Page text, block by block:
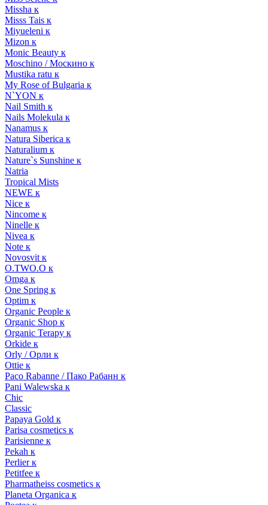
Missha к
Misss Tais к
Miyueleni к
Mizon к
Monic Beauty к
Moschino / Москино к
Mustika ratu к
My Rose of Bulgaria к
N`YON к
Nail Smith к
Nails Molekula к
Nanamus к
Natura Siberica к
Naturalium к
Nature`s Sunshine к
Natria
Tropical Mists
NEWE к
Nice к
Nincome к
Ninelle к
Nivea к
Note к
Novosvit к
O.TWO.O к
Omga к
One Spring к
Optim к
Organic People к
Organic Shop к
Organic Terapy к
Orkide к
Orly / Орли к
Ottie к
Paco Rabanne / Пако Рабанн к
Pani Walewska к
Chic
Classic
Papaya Gold к
Parisa cosmetics к
Parisienne к
Pekah к
Perlier к
Petitfee к
Pharmatheiss cosmetics к
Planeta Organica к